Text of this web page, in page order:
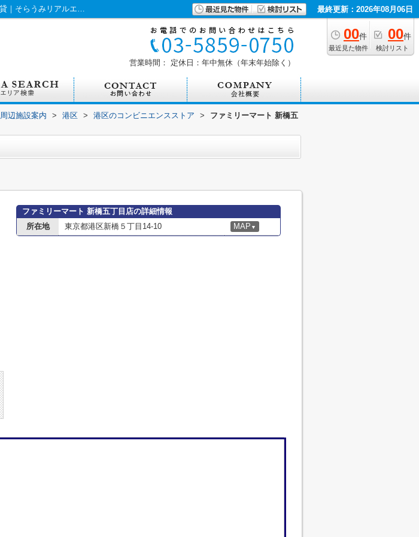
ファミリーマート 新橋五丁目店情報ページ｜中央区を中心に東京都心部の賃貸｜そらうみリアルエステート株式会社 最終更新：2026年08月06日
00件
最近見た物件
00件
検討リスト
営業時間： 定休日：年中無休（年末年始除く）
周辺施設案内 > 港区 > 港区のコンビニエンスストア >
ファミリーマート 新橋五
ファミリーマート 新橋五丁目店の詳細情報
所在地
東京都港区新橋５丁目14-10 MAP ▼